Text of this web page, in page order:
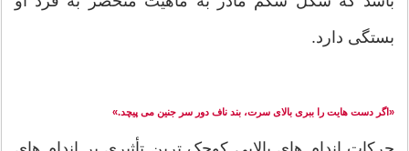
بستگی دارد.
«اگر دست هایت را ببری بالای سرت، بند ناف دور سر جنین می پیچد.»